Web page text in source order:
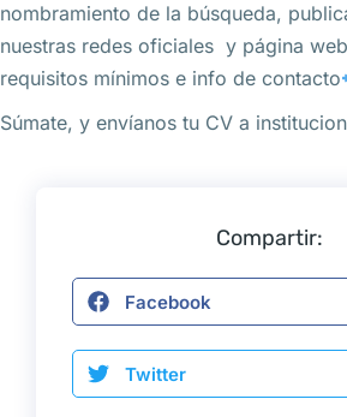
nombramiento de la búsqueda,
nuestras redes oficiales y página
requisitos mínimos e info de contacto
Súmate, y envíanos tu CV a
Compartir:
Facebook
Twitter